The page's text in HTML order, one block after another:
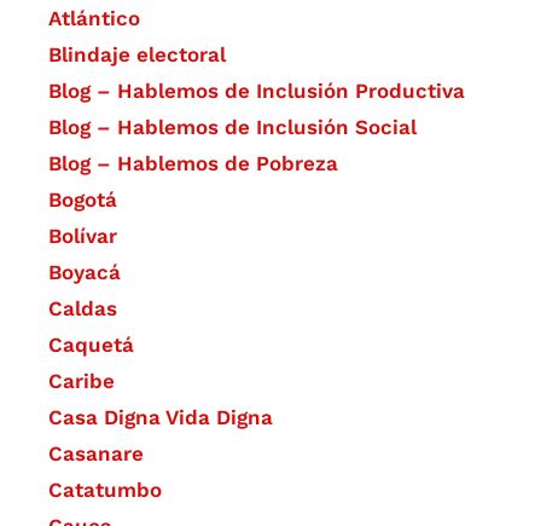
Atlántico
Blindaje electoral
Blog – Hablemos de Inclusión Productiva
Blog – Hablemos de Inclusión Social
Blog – Hablemos de Pobreza
Bogotá
Bolívar
Boyacá
Caldas
Caquetá
Caribe
Casa Digna Vida Digna
Casanare
Catatumbo